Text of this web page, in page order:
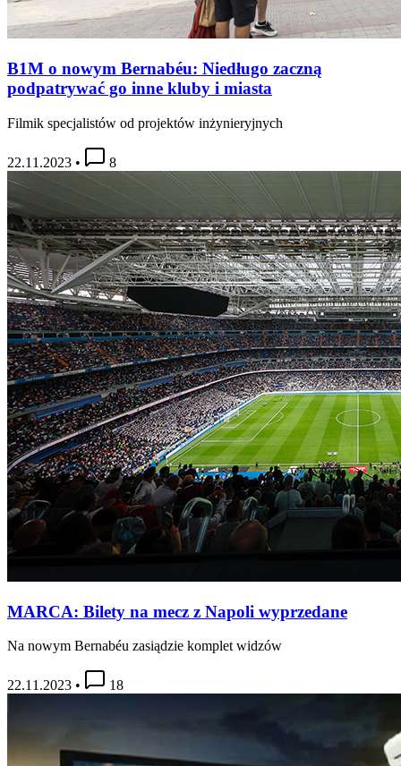
B1M o nowym Bernabéu: Niedługo zaczną
podpatrywać go inne kluby i miasta
Filmik specjalistów od projektów inżynieryjnych
22.11.2023 • 8
MARCA: Bilety na mecz z Napoli wyprzedane
Na nowym Bernabéu zasiądzie komplet widzów
22.11.2023 • 18